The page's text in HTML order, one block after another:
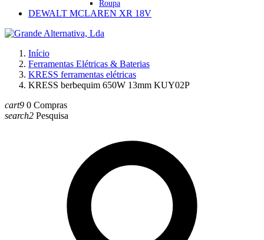
Roupa
DEWALT MCLAREN XR 18V
Início
Ferramentas Elétricas & Baterias
KRESS ferramentas elétricas
KRESS berbequim 650W 13mm KUY02P
cart9 0 Compras
search2 Pesquisa